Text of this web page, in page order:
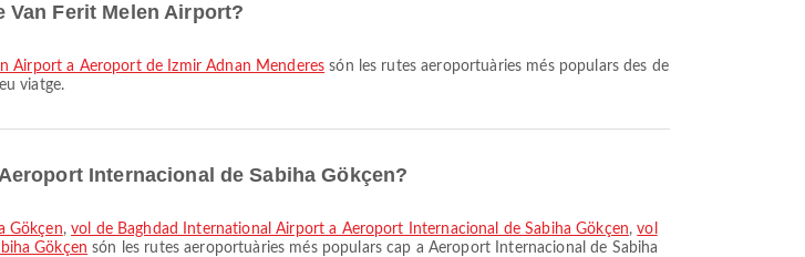
Ferit Melen Airport?
Airport a Aeroport de İzmir Adnan Menderes són les rutes aeroportuàries més populars des de
viatge.
Internacional de Sabiha Gökçen?
Gökçen,vol de Baghdad International Airport a Aeroport Internacional de Sabiha Gökçen,vol
Gökçen són les rutes aeroportuàries més populars cap a Aeroport Internacional de Sabiha